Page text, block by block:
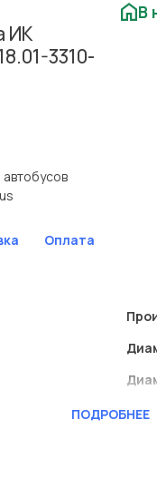
ИК
3310-
автобусов
В
Оплата
ПОДРОБНЕЕ